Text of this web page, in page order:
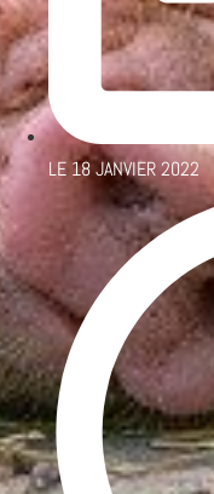
LE 18 JANVIER 2022